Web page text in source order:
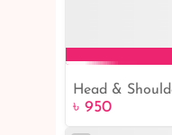
Head &
৳ 950